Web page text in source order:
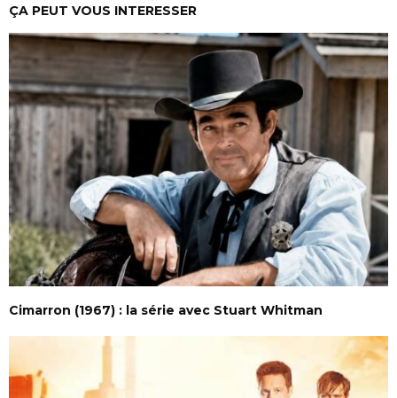
ÇA PEUT VOUS INTERESSER
Cimarron (1967) : la série avec Stuart Whitman